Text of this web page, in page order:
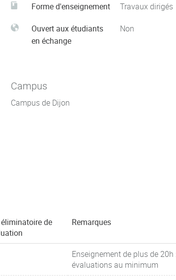
Forme d'enseignement Travaux dirigés
Ouvert aux étudiants
en échange
Non
Campus
Campus de Dijon
de
Remarques
Enseignement de plus de 20h
évaluations au minimum